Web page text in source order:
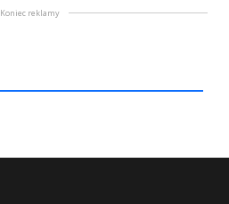
Koniec reklamy